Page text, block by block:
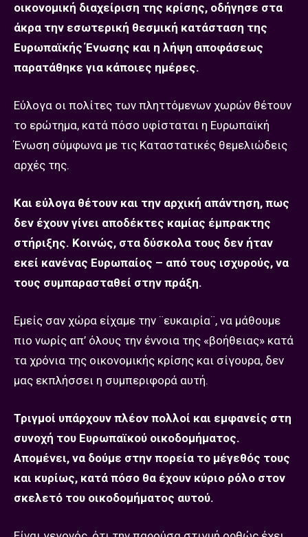
οικονομική διαχείριση της κρίσης, οδήγησε στα
άκρα την εσωτερική θεσμική κατάσταση της
Ευρωπαϊκής Ένωσης και η λήψη αποφάσεως
παρατάθηκε για κάποιες ημέρες.
Εύλογα οι πολίτες των πληττόμενων χωρών θέτουν
το ερώτημα, κατά πόσο υφίσταται η Ευρωπαϊκή
Ένωση σύμφωνα με τις Καταστατικές θεμελιώδεις
αρχές της.
Και εύλογα θέτουν και την αρχική απάντηση, πως
δεν έχουν γίνει αποδέκτες καμίας έμπρακτης
στήριξης. Κοινώς, στα δύσκολα τους δεν ήταν
εκεί κανένας Ευρωπαίος – από τους ισχυρούς, να
τους συμπαρασταθεί στην πράξη.
Εμείς σαν χώρα είχαμε την ¨ευκαιρία¨, να μάθουμε
πιο νωρίς απ’ όλους την έννοια της «βοήθειας» κατά
τα χρόνια της οικονομικής κρίσης και σίγουρα, δεν
μας εκπλήσσει η συμπεριφορά αυτή.
Τριγμοί υπάρχουν πλέον πολλοί και εμφανείς στη
συνοχή του Ευρωπαϊκού οικοδομήματος.
Απομένει, να δούμε στην πορεία το μέγεθός τους
και κυρίως, κατά πόσο θα έχουν κύριο ρόλο στον
σκελετό του οικοδομήματος αυτού.